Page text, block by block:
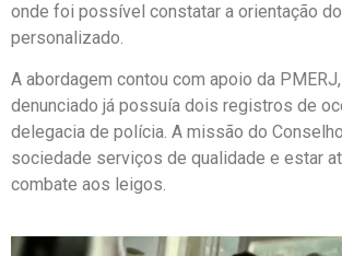
onde foi possível constatar a orientação
personalizado.
A abordagem contou com apoio da
denunciado já possuía dois registros de
delegacia de polícia. A missão do
sociedade serviços de qualidade e estar
combate aos leigos.